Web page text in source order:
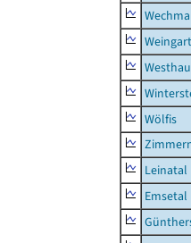
Wölfis
Leinatal
Emsetal